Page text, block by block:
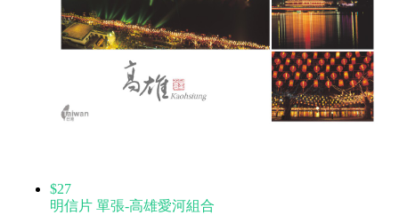
$27
明信片 單張-高雄愛河組合